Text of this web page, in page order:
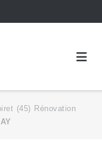
(45) Rénovation